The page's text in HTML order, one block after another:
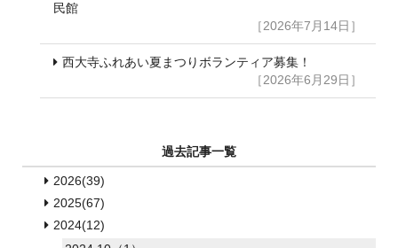
民館
［2026年7月14日］
西大寺ふれあい夏まつりボランティア募集！
［2026年6月29日］
過去記事一覧
2026(39)
2025(67)
2024(12)